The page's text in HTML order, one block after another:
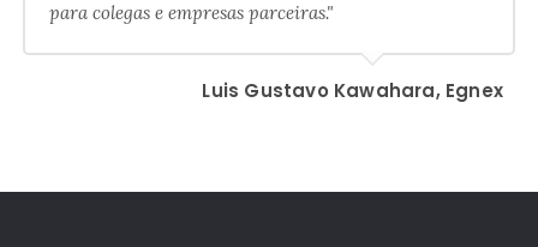
para colegas e empresas parceiras."
Luis Gustavo Kawahara, Egnex